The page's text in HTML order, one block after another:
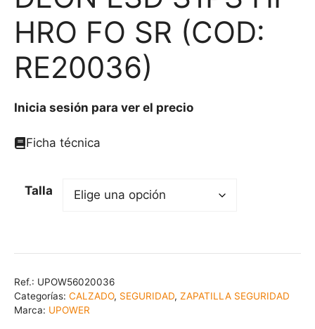
HRO FO SR (COD:
RE20036)
Inicia sesión para ver el precio
Ficha técnica
Talla
Ref.: UPOW56020036
Categorías: CALZADO, SEGURIDAD, ZAPATILLA SEGURIDAD
Marca: UPOWER